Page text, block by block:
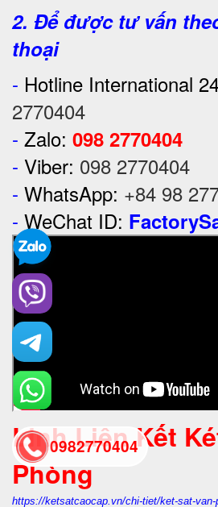
2. Để được tư vấn
thoại
- Hotline International
2770404
- Zalo: 098 2770404
- Viber: 098 2770404
- WhatsApp: +84 98
- WeChat ID:
Linh Liên Kết
Phòng
https://ketsatcaocap.vn/chi-tiet/ket-sat-van-
0982770404